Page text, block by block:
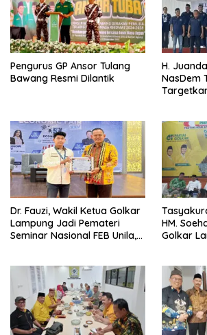
Pengurus GP Ansor Tulang
Bawang Resmi Dilantik
H.
NasDem
Dr. Fauzi, Wakil Ketua Golkar
Lampung Jadi Pemateri
Seminar Nasional FEB Unila,
HM.
Golkar